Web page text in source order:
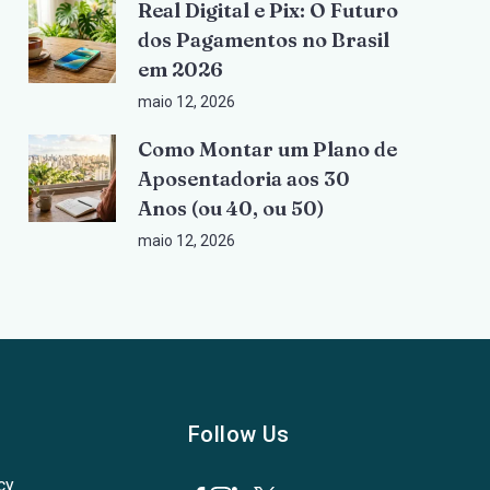
Real Digital e Pix: O Futuro
dos Pagamentos no Brasil
em 2026
maio 12, 2026
Como Montar um Plano de
Aposentadoria aos 30
Anos (ou 40, ou 50)
maio 12, 2026
Follow Us